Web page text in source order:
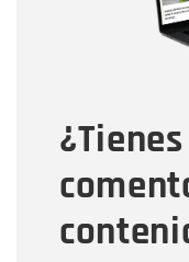
Tipo de
Mensaje